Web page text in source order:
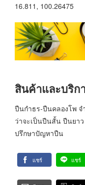
16.811, 100.26475
สินค้าและบริก
ปืนกำธร-ปืนคลองโพ
ว่าจะเป็นปืนสั้น ปืนยา
ปรึกษาปัญหาปืน
แชร์ แชร์